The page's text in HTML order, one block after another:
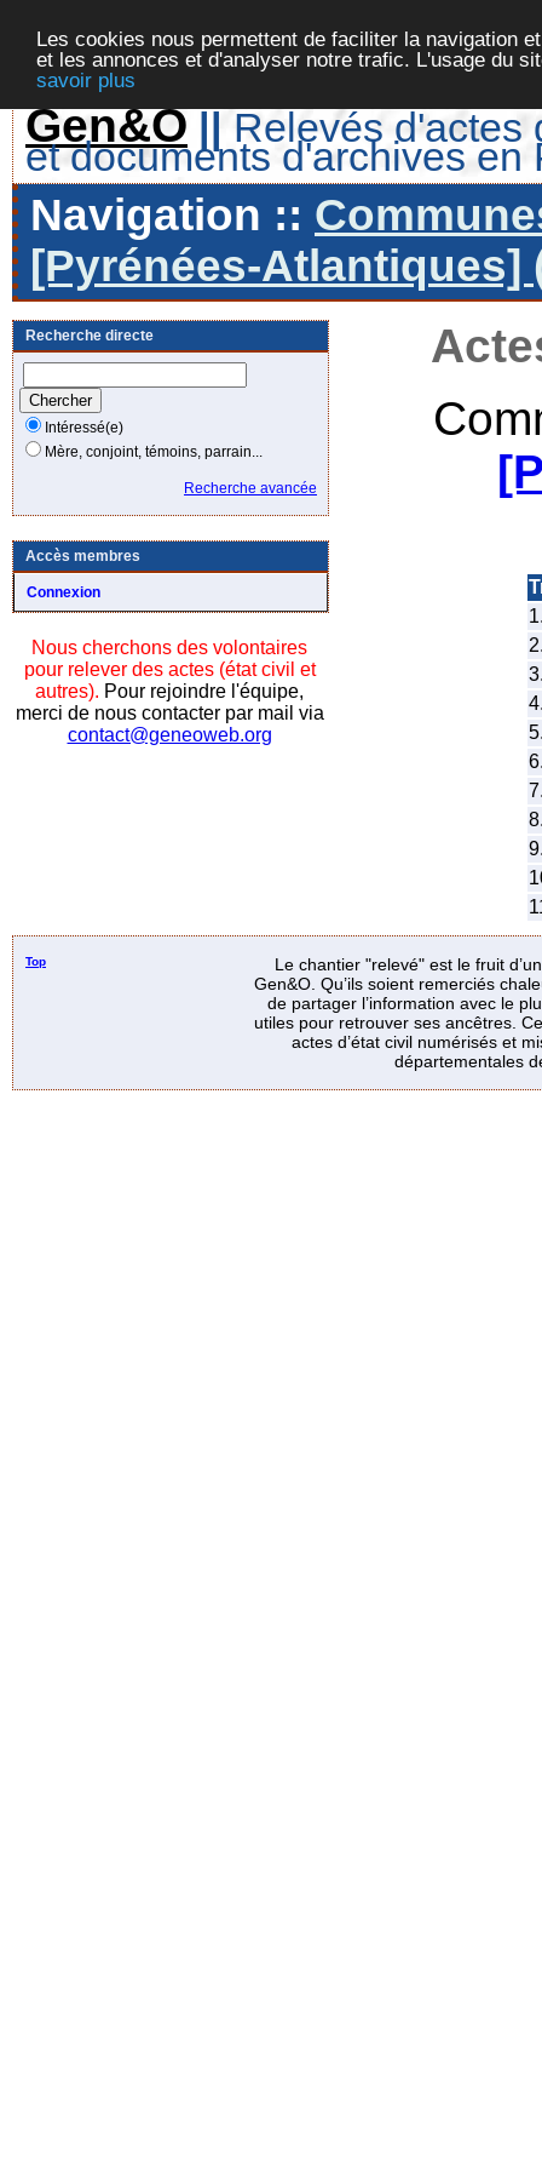
Les cookies nous permettent de faciliter la navigation
et les annonces et d'analyser notre trafic. L'usage du
savoir plus
Gen&O || Relevés d'actes
et documents d'archives en
Navigation ::
[Pyrénées-Atlantiques]
Recherche directe
Intéressé(e)
Mère, conjoint, témoins, parrain...
Recherche avancée
Accès membres
Connexion
Nous cherchons des volontaires
pour relever des actes (état civil et
autres). Pour rejoindre l'équipe,
merci de nous contacter par mail via
contact@geneoweb.org
Top
Le chantier "relevé" est le fruit
Gen&O. Qu’ils soient remerciés
de partager l’information avec le
utiles pour retrouver ses ancêtres.
actes d’état civil numérisés et
départementales